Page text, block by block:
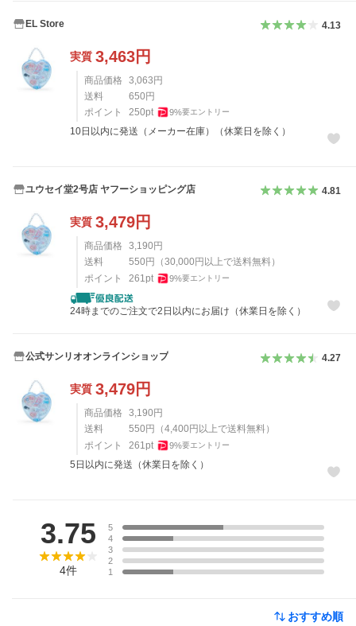
EL Store 4.13
実質 3,463円
商品価格 3,063円
送料
650円
ポイント
250pt 9%要エントリー
10日以内に発送（メーカー在庫）（休業日を除く）
ユウセイ堂2号店 ヤフーショッピング店 4.81
実質 3,479円
商品価格 3,190円
送料
550円 （30,000円以上で送料無料）
ポイント
261 pt 9%要エントリー
24時までのご注文で2日以内にお届け（休業日を除く）
公式サンリオオンラインショップ 4.27
実質 3,479円
商品価格 3,190 円
送料
550 円 （4,400 円以上で送料無料）
ポイント
261pt 9%要エントリー
5日以内に発送（休業日を除く）
3.75
4件
5
4
3
2
1
おすすめ順